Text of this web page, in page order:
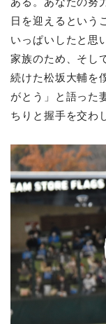
日を迎えるという
いっぱいしたと思
家族のため、そし
続けた松坂大輔を
がとう」と語った
ちりと握手を交わ